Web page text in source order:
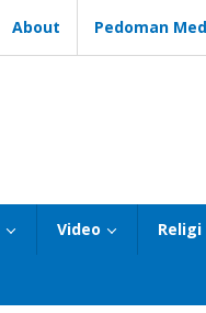
About Pedoman
Video Religi